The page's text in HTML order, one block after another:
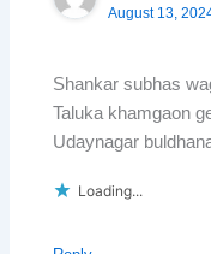
August 13,
Shankar subhas
Taluka khamgaon
Udaynagar
Loading...